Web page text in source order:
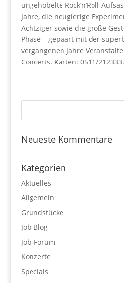
ungehobelte Rock’n’Roll-
Jahre, die neugierige
Achtziger sowie die große
Phase – gepaart mit der
vergangenen Jahre
Concerts. Karten: 0511/212333.
Neueste Kommentare
Kategorien
Aktuelles
Allgemein
Grundstücke
Job Blog
Job-Forum
Konzerte
Specials